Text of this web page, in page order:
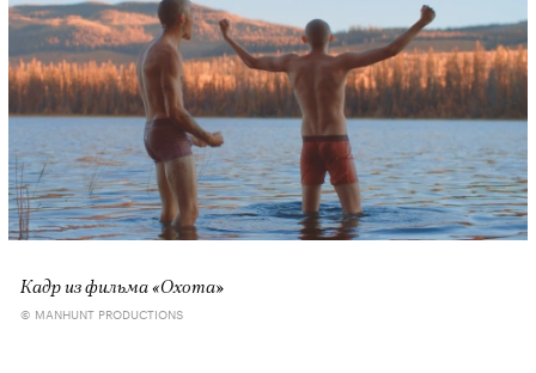
Кадр из фильма «Охота»
© MANHUNT PRODUCTIONS